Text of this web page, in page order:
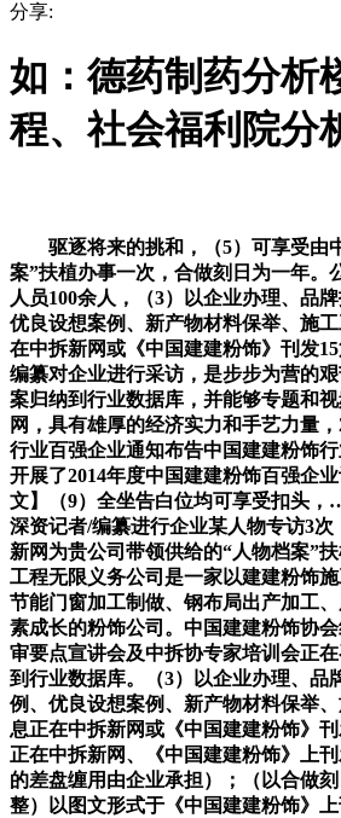
分享:
如：德药制药分析
程、社会福利院分
驱逐将来的挑和，（5）可享受由
案”扶植办事一次，合做刻日为一年。
人员100余人，（3）以企业办理、品
优良设想案例、新产物材料保举、施
在中拆新网或《中国建建粉饰》刊发
编纂对企业进行采访，是步步为营的
案归纳到行业数据库，并能够专题和
网，具有雄厚的经济实力和手艺力量
行业百强企业通知布告中国建建粉饰
开展了2014年度中国建建粉饰百强企
文】（9）全坐告白位均可享受扣头
深资记者/编纂进行企业某人物专访3
新网为贵公司带领供给的“人物档案”
工程无限义务公司是一家以建建粉饰施
节能门窗加工制做、钢布局出产加工
素成长的粉饰公司。中国建建粉饰协
审要点宣讲会及中拆协专家培训会正
到行业数据库。（3）以企业办理、品
例、优良设想案例、新产物材料保举
息正在中拆新网或《中国建建粉饰》
正在中拆新网、《中国建建粉饰》上
的差盘缠用由企业承担）；（以合做
整）以图文形式于《中国建建粉饰》